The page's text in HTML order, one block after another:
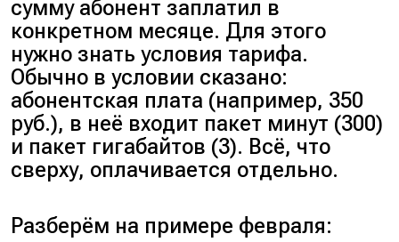
сумму абонент заплатил в
конкретном месяце. Для этого
нужно знать условия тарифа.
Обычно в условии сказано:
абонентская плата (например, 350
руб.), в неё входит пакет минут (300)
и пакет гигабайтов (3). Всё, что
сверху, оплачивается отдельно.
Разберём на примере февраля: